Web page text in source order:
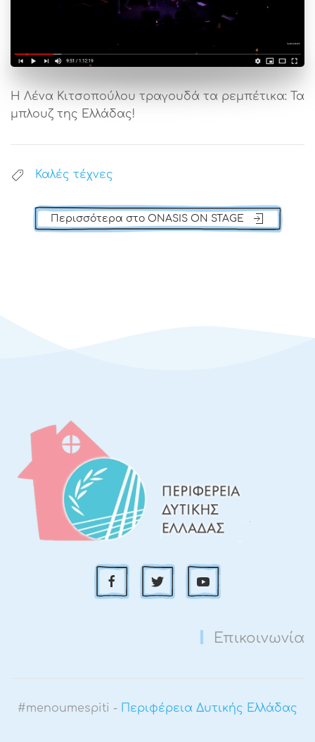
Η Λένα Κιτσοπούλου τραγουδά τα ρεμπέτικα: Τα
μπλουζ της Ελλάδας!
Καλές τέχνες
Περισσότερα στο ONASIS ON STAGE
Επικοινωνία
#menoumespiti - Περιφέρεια Δυτικής Ελλάδας